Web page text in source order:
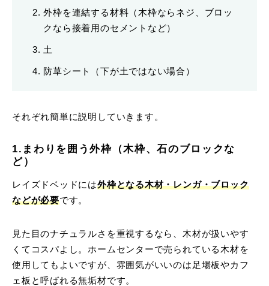
外枠を連結する材料（木枠ならネジ、ブロッ
クなら接着用のセメントなど）
土
防草シート（下が土ではない場合）
それぞれ簡単に説明していきます。
1.まわりを囲う外枠（木枠、石のブロックな
ど）
レイズドベッドには外枠となる木材・レンガ・ブロック
などが必要です。
見た目のナチュラルさを重視するなら、木材が扱いやす
くてコスパよし。 ホームセンターで売られている木材を
使用してもよいですが、雰囲気がいいのは足場板やカフ
ェ板と呼ばれる無垢材です。